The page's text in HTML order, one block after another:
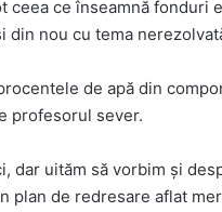
ceea ce înseamnă fonduri
din nou cu tema
de apă din
profesorul sever.
dar uităm să vorbim și
plan de redresare aflat